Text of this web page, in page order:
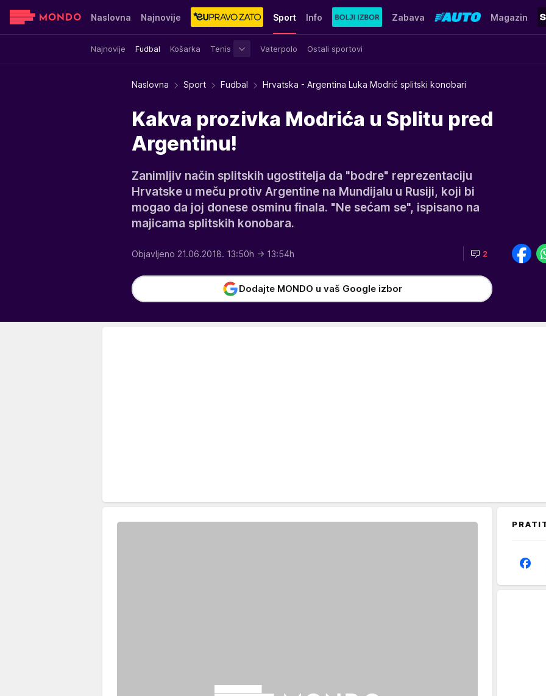
Naslovna Najnovije Sport
Najnovije Fudbal Košarka Tenis Vaterpolo Ostali sportovi
Info Zabava Magazin
Sensa Stvar ukusa Yumama
Naslovna Sport Fudbal Hrvatska - Argentina Luka Modrić splitski konobari
Kakva prozivka Modrića u Splitu pred
Argentinu!
Zanimljiv način splitskih ugostitelja da "bodre" reprezentaciju
Hrvatske u meču protiv Argentine na Mundijalu u Rusiji, koji bi
mogao da joj donese osminu finala. "Ne sećam se", ispisano na
majicama splitskih konobara.
Objavljeno 21.06.2018. 13:50h → 13:54h 2
Dodajte MONDO u vaš Google izbor